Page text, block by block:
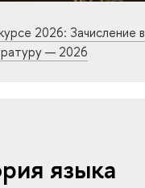
2026: Зачисление в
— 2026
языка